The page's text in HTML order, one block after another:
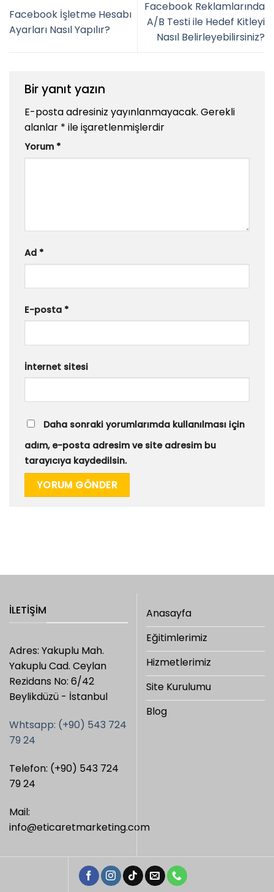
Facebook İşletme Hesabı
Ayarları Nasıl Yapılır?
Facebook Reklamlarında
A/B Testi ile Hedef Kitleyi
Nasıl Belirleyebilirsiniz?
Bir yanıt yazın
E-posta adresiniz yayınlanmayacak. Gerekli
alanlar * ile işaretlenmişlerdir
Yorum *
Ad *
E-posta *
İnternet sitesi
Daha sonraki yorumlarımda kullanılması için
adım, e-posta adresim ve site adresim bu
tarayıcıya kaydedilsin.
İLETIŞIM
Adres: Yakuplu Mah.
Yakuplu Cad. Ceylan
Rezidans No: 6/42
Beylikdüzü - İstanbul
Whtsapp: (+90) 543 724
79 24
Telefon: (+90) 543 724
79 24
Mail:
info@eticaretmarketing.com
Anasayfa
Eğitimlerimiz
Hizmetlerimiz
Site Kurulumu
Blog